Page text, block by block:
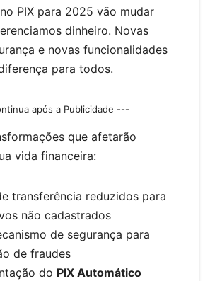
PIX para 2025 vão mudar
dinheiro. Novas
e novas funcionalidades
para todos.
após a Publicidade ---
que afetarão
vida financeira:
transferência reduzidos para
não cadastrados
de segurança para
de fraudes
do PIX Automático